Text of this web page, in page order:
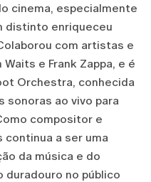
cinema, especialmente
distinto enriqueceu
com artistas e
e Frank Zappa, e é
Orchestra, conhecida
sonoras ao vivo para
compositor e
continua a ser uma
da música e do
duradouro no público